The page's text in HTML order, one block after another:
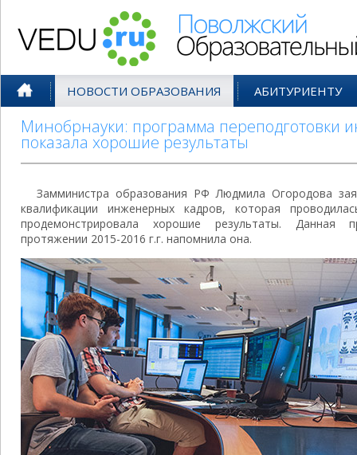
НОВОСТИ ОБРАЗОВАНИЯ АБИТУРИЕНТУ
Минобрнауки: программа переподготовки
показала хорошие результаты
Замминистра образования РФ Людмила Огородова
квалификации инженерных кадров, которая
продемонстрировала хорошие результаты. Данная
протяжении 2015-2016 г.г. напомнила она.